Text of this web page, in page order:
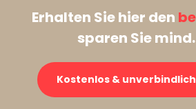
Erhalten Sie hier den
sparen Sie
Kostenlos &